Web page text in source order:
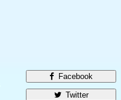
Facebook
Twitter